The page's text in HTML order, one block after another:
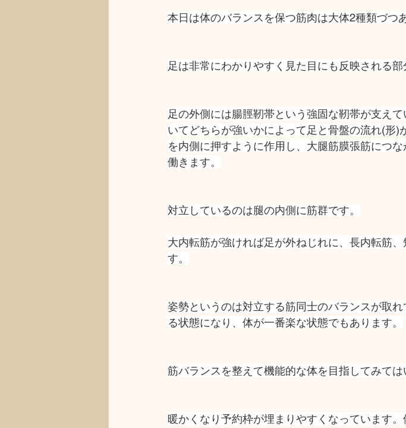
本日は体のバランスを保つ筋肉は大体2種類づつ
足は非常にわかりやすく見た目にも反映される部
足の外側には腸脛靭帯という強固な靭帯が支え
いてどちらが強いかによって足と骨盤の流れ(形
を内側に押すように作用し、大腿筋膜張筋につ
働きます。
対立しているのは腿の内側に筋群です。
大内転筋が強ければ足が外ねじれに、長内転筋
す。
姿勢というのは対立する筋同士のバランスが取
る状態になり、体が一番楽な状態でもあります。
筋バランスを整えて機能的な体を目指してみては
暖かくなり予約枠が埋まりやすくなっています